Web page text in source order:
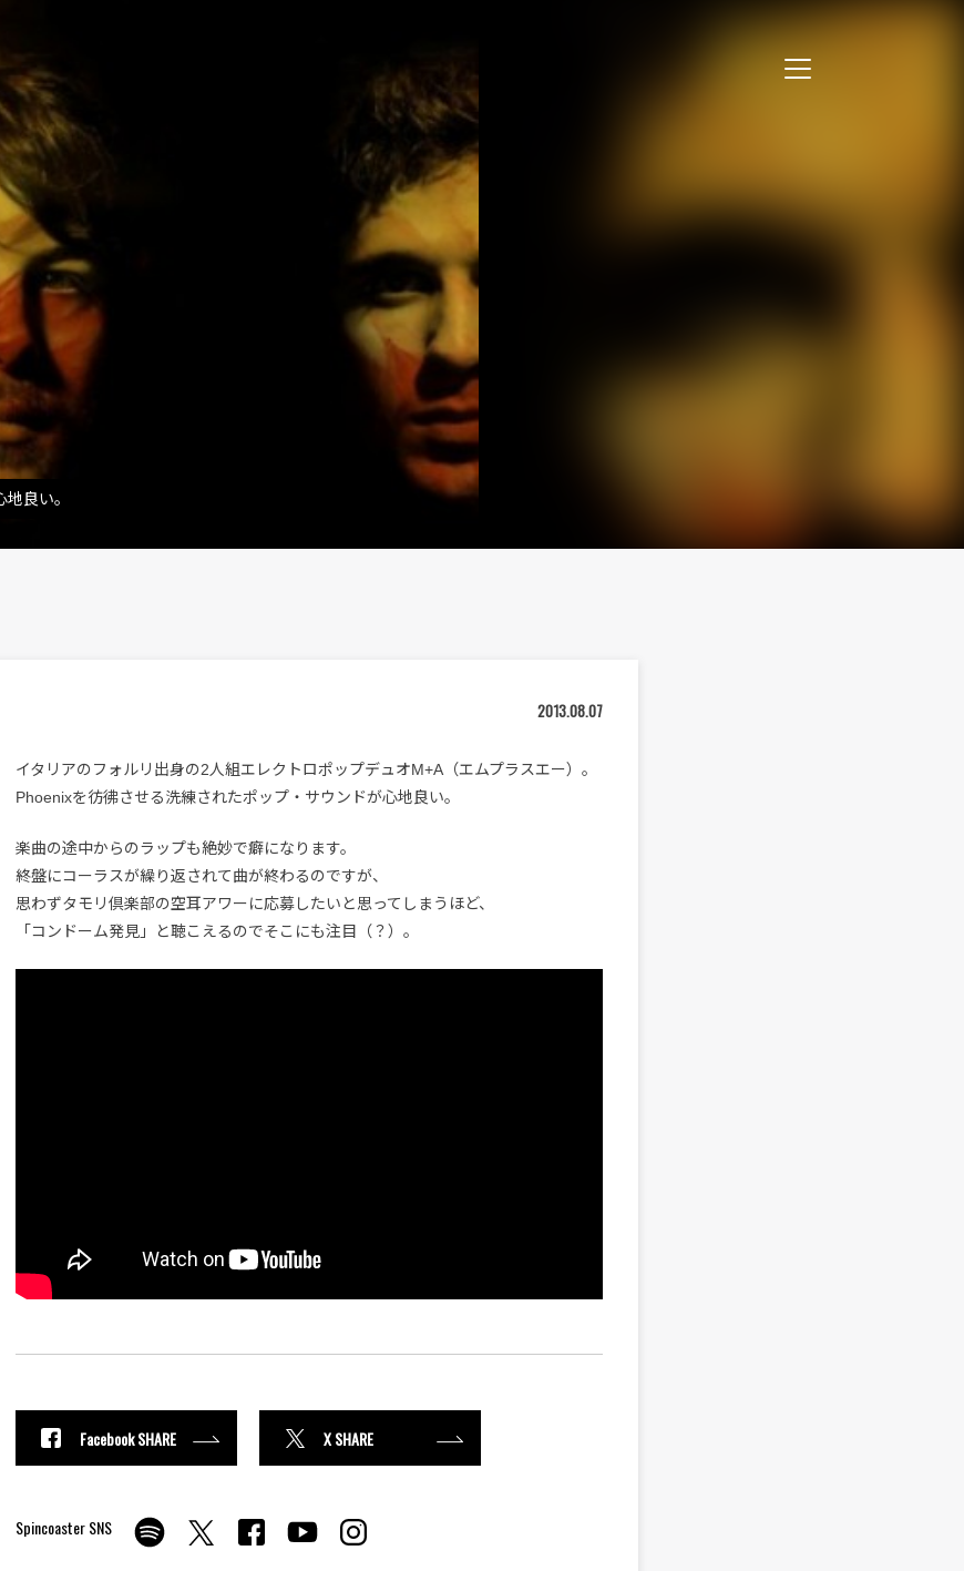
良い。
2013.08.07
イタリアのフォルリ出身の2人組エレクトロポップデュオM+A（エムプラスエー）。
Phoenixを彷彿させる洗練されたポップ・サウンドが心地良い。
楽曲の途中からのラップも絶妙で癖になります。
終盤にコーラスが繰り返されて曲が終わるのですが、
思わずタモリ倶楽部の空耳アワーに応募したいと思ってしまうほど、
「コンドーム発見」と聴こえるのでそこにも注目（？）。
Facebook SHARE X SHARE
Spincoaster SNS